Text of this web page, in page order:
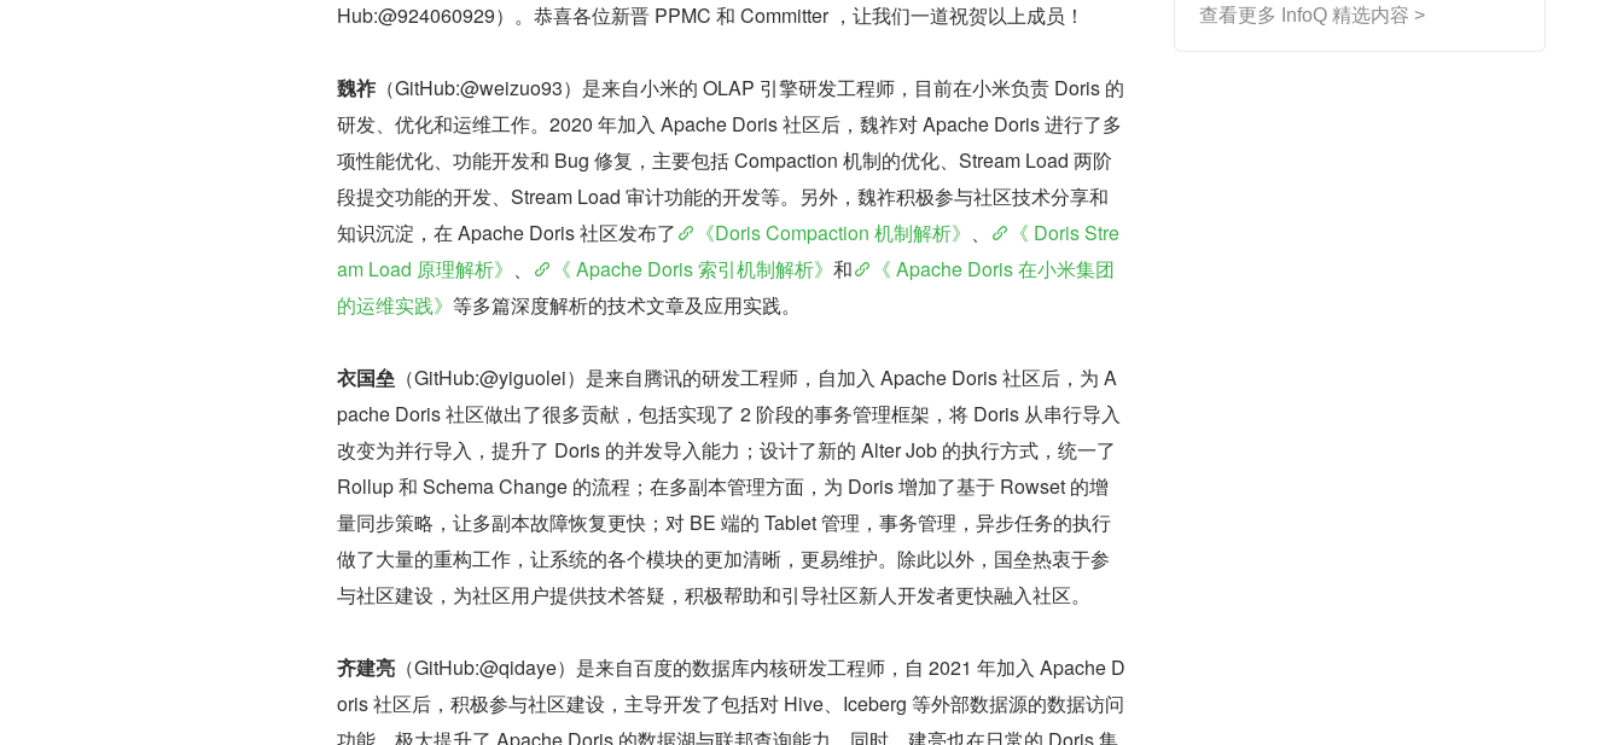
Hub:@924060929）。恭喜各位新晋 PPMC 和 Committer ，让我们一道祝贺以上成员！
魏祚（GitHub:@weizuo93）是来自小米的 OLAP 引擎研发工程师，目前在小米负责 Doris 的
研发、优化和运维工作。2020 年加入 Apache Doris 社区后，魏祚对 Apache Doris 进行了多
项性能优化、功能开发和 Bug 修复，主要包括 Compaction 机制的优化、Stream Load 两阶
段提交功能的开发、Stream Load 审计功能的开发等。另外，魏祚积极参与社区技术分享和
知识沉淀，在 Apache Doris 社区发布了
《Doris Compaction 机制解析》 、
《 Doris Stre
am Load 原理解析》 、 《 Apache Doris 索引机制解析》 和
《 Apache Doris 在小米集团
的运维实践》 等多篇深度解析的技术文章及应用实践。
衣国垒 （GitHub:@yiguolei）是来自腾讯的研发工程师，自加入 Apache Doris 社区后，为 A
pache Doris 社区做出了很多贡献，包括实现了 2 阶段的事务管理框架，将 Doris 从串行导入
改变为并行导入，提升了 Doris 的并发导入能力；设计了新的 Alter Job 的执行方式，统一了
Rollup 和 Schema Change 的流程；在多副本管理方面，为 Doris 增加了基于 Rowset 的增
量同步策略，让多副本故障恢复更快；对 BE 端的 Tablet 管理，事务管理，异步任务的执行
做了大量的重构工作，让系统的各个模块的更加清晰，更易维护。除此以外，国垒热衷于参
与社区建设，为社区用户提供技术答疑，积极帮助和引导社区新人开发者更快融入社区。
齐建亮 （GitHub:@qidaye）是来自百度的数据库内核研发工程师，自 2021 年加入 Apache D
oris 社区后，积极参与社区建设，主导开发了包括对 Hive、Iceberg 等外部数据源的数据访问
查看更多 InfoQ 精选内容 >